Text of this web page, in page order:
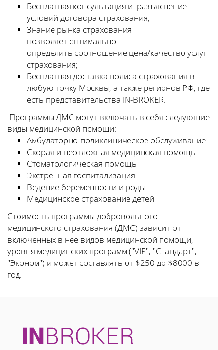
Бесплатная консультация и разъяснение
условий договора страхования;
Знание рынка страхования
позволяет оптимально
определить соотношение цена/качество услуг
страхования;
Бесплатная доставка полиса страхования в
любую точку Москвы, а также регионов РФ, где
есть представительства IN-BROKER.
Программы ДМС могут включать в себя следующие
виды медицинской помощи:
Амбулаторно-поликлиническое обслуживание
Скорая и неотложная медицинская помощь
Стоматологическая помощь
Экстренная госпитализация
Ведение беременности и роды
Медицинское страхование детей
Стоимость программы добровольного
медицинского страхования (ДМС) зависит от
включенных в нее видов медицинской помощи,
уровня медицинских программ ("VIP", "Стандарт",
"Эконом") и может составлять от $250 до $8000 в
год.